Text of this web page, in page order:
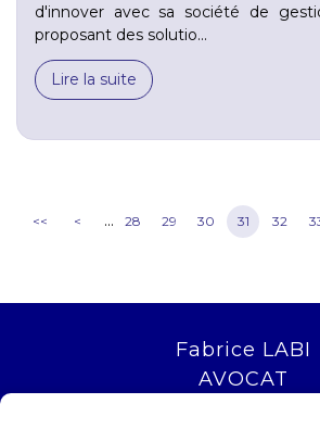
d'innover avec sa société de
proposant des solutio...
Lire la suite
<< < ... 28 29 30 31 32
Fabrice LABI
AVOCAT